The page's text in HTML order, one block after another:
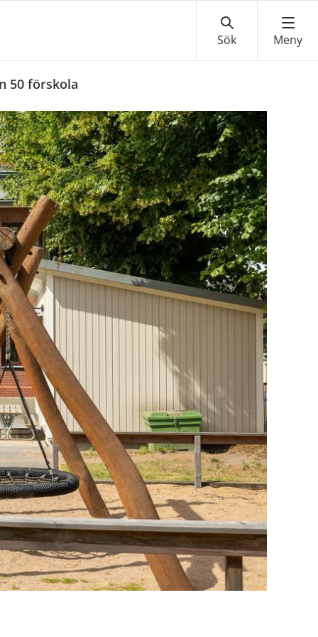
50 förskola